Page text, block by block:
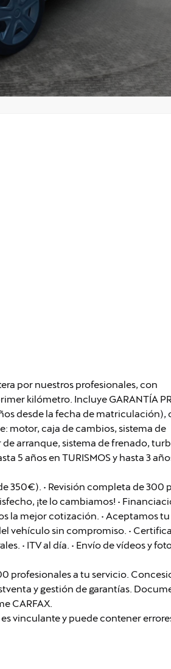
por nuestros profesionales, con
kilómetro. Incluye GARANTÍA
desde la fecha de matriculación),
motor, caja de cambios, sistema de
arranque, sistema de frenado,
5 años en TURISMOS y hasta 3
350€). • Revisión completa de 300
¡te lo cambiamos! •
la mejor cotización. • Aceptamos
vehículo sin compromiso. •
• ITV al día. • Envío de vídeos y
profesionales a tu servicio.
y gestión de garantías.
CARFAX.
vinculante y puede contener